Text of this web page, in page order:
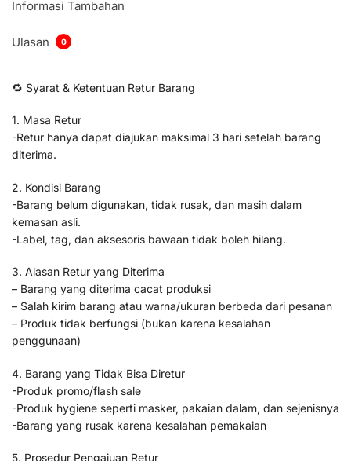
Informasi Tambahan
Ulasan 0
🔁 Syarat & Ketentuan Retur Barang
1. Masa Retur
-Retur hanya dapat diajukan maksimal 3 hari setelah barang
diterima.
2. Kondisi Barang
-Barang belum digunakan, tidak rusak, dan masih dalam
kemasan asli.
-Label, tag, dan aksesoris bawaan tidak boleh hilang.
3. Alasan Retur yang Diterima
– Barang yang diterima cacat produksi
– Salah kirim barang atau warna/ukuran berbeda dari pesanan
– Produk tidak berfungsi (bukan karena kesalahan
penggunaan)
4. Barang yang Tidak Bisa Diretur
-Produk promo/flash sale
-Produk hygiene seperti masker, pakaian dalam, dan sejenisnya
-Barang yang rusak karena kesalahan pemakaian
5. Prosedur Pengajuan Retur